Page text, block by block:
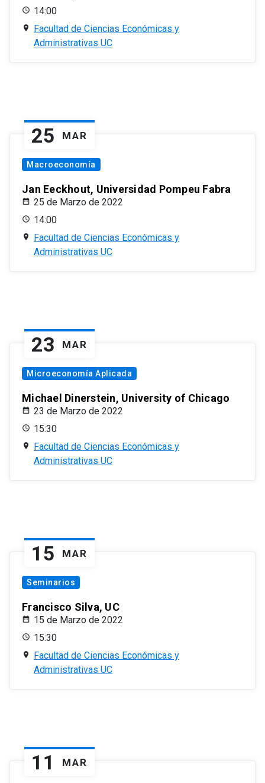
14:00
Facultad de Ciencias Económicas y
Administrativas UC
25 MAR
Macroeconomía
Jan Eeckhout, Universidad Pompeu Fabra
25 de Marzo de 2022
14:00
Facultad de Ciencias Económicas y
Administrativas UC
23 MAR
Microeconomía Aplicada
Michael Dinerstein, University of Chicago
23 de Marzo de 2022
15:30
Facultad de Ciencias Económicas y
Administrativas UC
15 MAR
Seminarios
Francisco Silva, UC
15 de Marzo de 2022
15:30
Facultad de Ciencias Económicas y
Administrativas UC
11 MAR